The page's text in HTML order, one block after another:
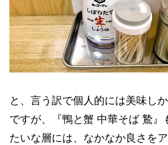
と、言う訳で個人的には美味し
ですが、『鴨と蟹 中華そば 鷙』
たいな層には、なかなか良さを